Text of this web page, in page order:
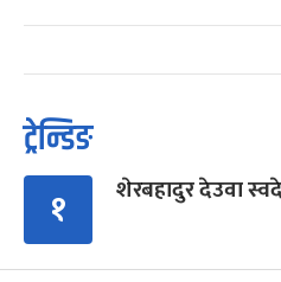
ट्रेन्डिङ
१ शेरबहादुर देउवा